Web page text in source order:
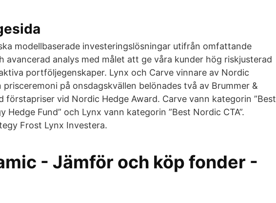
modellbaserade investeringslösningar utifrån omfattande
avancerad analys med målet att ge våra kunder hög riskjusterad
portföljegenskaper. Lynx och Carve vinnare av Nordic
prisceremoni på onsdagskvällen belönades två av Brummer &
förstapriser vid Nordic Hedge Award. Carve vann kategorin ”Best
Hedge Fund” och Lynx vann kategorin ”Best Nordic CTA”.
Frost Lynx Investera.
- Jämför och köp fonder -